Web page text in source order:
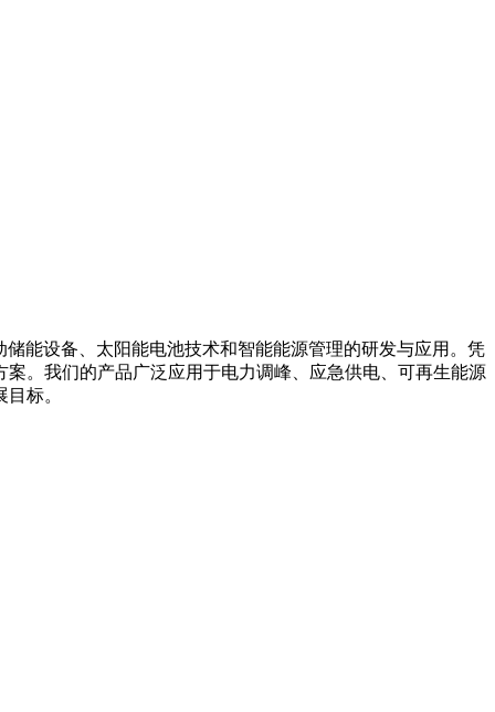
储能设备、太阳能电池技术和智能能源管理的研发与应用。凭
。我们的产品广泛应用于电力调峰、应急供电、可再生能源
标。